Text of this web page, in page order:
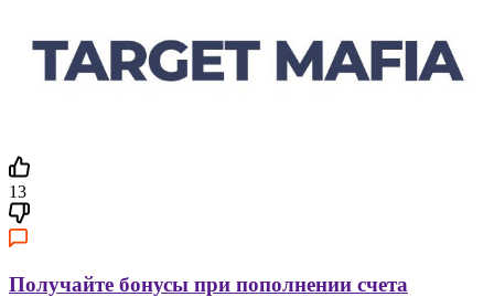
13
Получайте бонусы при пополнении счета